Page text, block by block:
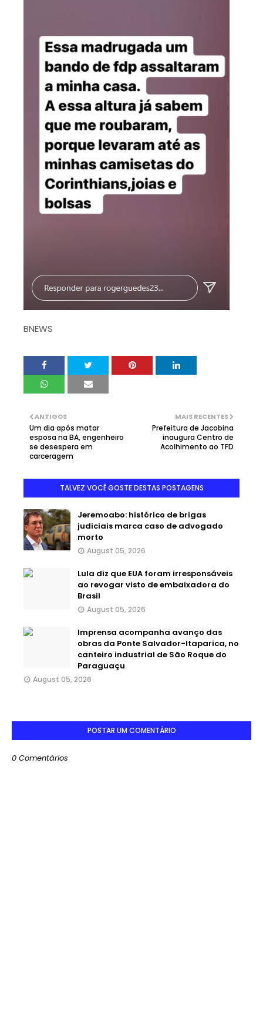
BNEWS
MAIS RECENTES
Prefeitura de Jacobina
inaugura Centro de
Acolhimento ao TFD
ANTIGOS
Um dia após matar
esposa na BA, engenheiro
se desespera em
carceragem
TALVEZ VOCÊ GOSTE DESTAS POSTAGENS
Jeremoabo: histórico de brigas
judiciais marca caso de advogado
morto
August 05, 2026
Lula diz que EUA foram irresponsáveis
ao revogar visto de embaixadora do
Brasil
August 05, 2026
Imprensa acompanha avanço das
obras da Ponte Salvador-Itaparica, no
canteiro industrial de São Roque do
Paraguaçu
August 05, 2026
POSTAR UM COMENTÁRIO
0 Comentários